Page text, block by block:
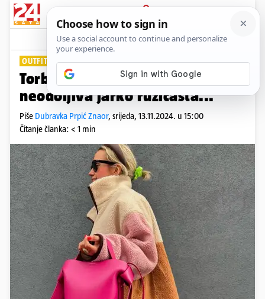
PRIJAVA
Lifestyle Komentari
OUTFIT DANA
Torba za kojom se svi okreću: Ta
neodoljiva jarko ružičasta...
Piše Dubravka Prpić Znaor, srijeda, 13.11.2024. u 15:00
Čitanje članka: < 1 min